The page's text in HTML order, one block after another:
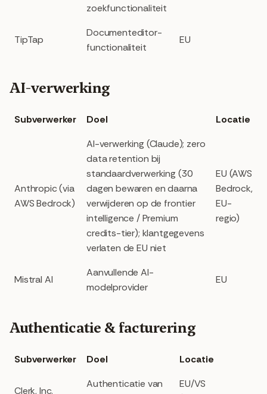
zoekfunctionaliteit
TipTap
Documenteditor-
functionaliteit
EU
AI-verwerking
Subverwerker Doel Locatie
Anthropic (via
AWS Bedrock)
AI-verwerking (Claude); zero
data retention bij
standaardverwerking (30
dagen bewaren en daarna
verwijderen op de frontier
intelligence / Premium
credits-tier); klantgegevens
verlaten de EU niet
EU (AWS
Bedrock,
EU-
regio)
Mistral AI
Aanvullende AI-
modelprovider
EU
Authenticatie & facturering
Subverwerker Doel Locatie
Clerk, Inc.
Authenticatie van
EU/VS